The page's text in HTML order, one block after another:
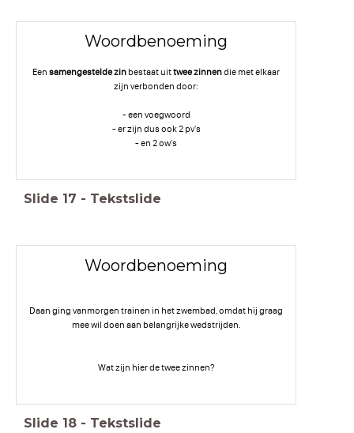
Woordbenoeming
Een samengestelde zin bestaat uittwee zinnendie met elkaar
zijn verbonden door:
- een voegwoord
- er zijn dus ook 2 pv's
- en 2 ow's
Slide 17 - Tekstslide
Woordbenoeming
Daan ging vanmorgen trainen in het zwembad, omdat hij graag
mee wil doen aan belangrijke wedstrijden.
Wat zijn hier de twee zinnen?
Slide 18 - Tekstslide